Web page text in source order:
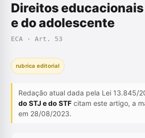
Direitos
e do adolescente
ECA · Art. 53
rubrica editorial
Redação atual dada pela Lei 13.845/
do STJ e do STF citam este artigo, a
em 28/08/2023.